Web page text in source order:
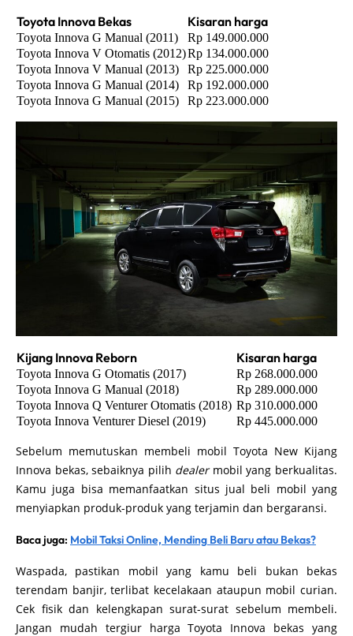
Toyota Innova Bekas Kisaran harga
Toyota Innova G Manual (2011)
Rp 149.000.000
Toyota Innova V Otomatis (2012)Rp 134.000.000
Toyota Innova V Manual (2013)
Rp 225.000.000
Toyota Innova G Manual (2014)
Rp 192.000.000
Toyota Innova G Manual (2015)
Rp 223.000.000
Kijang Innova Reborn Kisaran harga
Toyota Innova G Otomatis (2017)
Rp 268.000.000
Toyota Innova G Manual (2018)
Rp 289.000.000
Toyota Innova Q Venturer Otomatis (2018) Rp 310.000.000
Toyota Innova Venturer Diesel (2019)
Rp 445.000.000
Sebelum memutuskan membeli mobil Toyota New Kijang
Innova bekas, sebaiknya pilih dealermobil yang berkualitas.
Kamu juga bisa memanfaatkan situs jual beli mobil yang
menyiapkan produk-produk yang terjamin dan bergaransi.
Baca juga: Mobil Taksi Online, Mending Beli Baru atau Bekas?
Waspada, pastikan mobil yang kamu beli bukan bekas
terendam banjir, terlibat kecelakaan ataupun mobil curian.
Cek fisik dan kelengkapan surat-surat sebelum membeli.
Jangan mudah tergiur harga Toyota Innova bekas yang